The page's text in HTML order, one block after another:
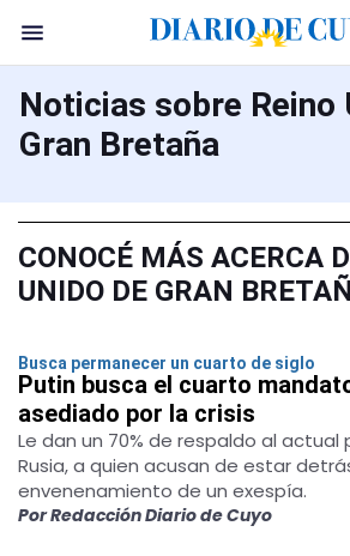
Noticias sobre Reino
Gran Bretaña
CONOCÉ MÁS ACERCA
UNIDO DE GRAN
Busca permanecer un cuarto de siglo
Putin busca el cuarto
asediado por la crisis
Le dan un 70% de respaldo al actual
Rusia, a quien acusan de estar
envenenamiento de un exespía.
Por Redacción Diario de Cuyo